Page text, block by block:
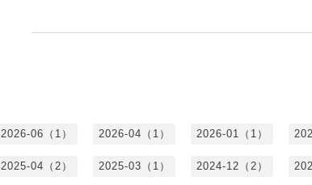
2026-06（1） 2026-04（1） 2026-01（1）
2025-04（2） 2025-03（1） 2024-12（2）